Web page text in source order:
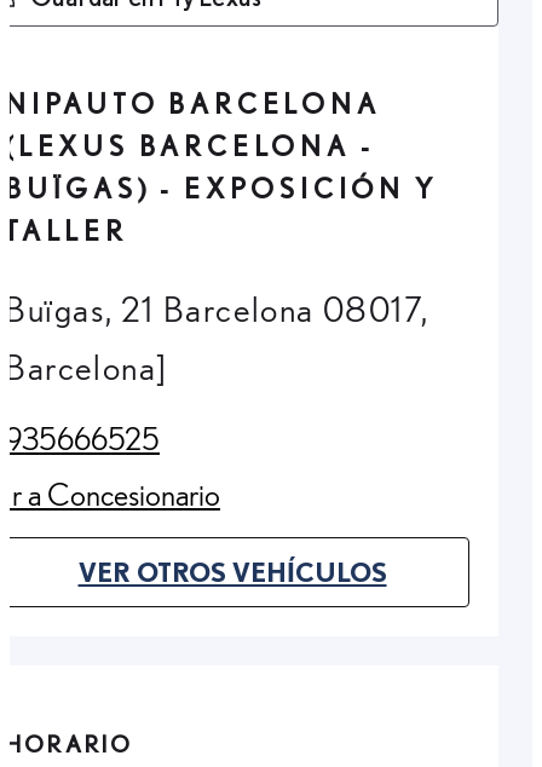
NIPAUTO BARCELONA
(LEXUS BARCELONA -
BUÏGAS) - EXPOSICIÓN Y
TALLER
Buïgas, 21 Barcelona 08017,
Barcelona]
935666525
(Opens in new tab)
Ir a Concesionario
(Opens in new tab)
VER OTROS VEHÍCULOS
(OPENS IN NEW TAB)
HORARIO